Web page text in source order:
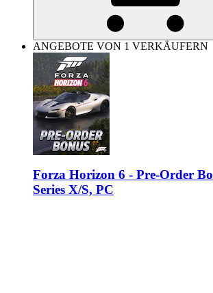
ANGEBOTE VON 1 VERKÄUFERN
Forza Horizon 6 - Pre-Order
Series X/S, PC